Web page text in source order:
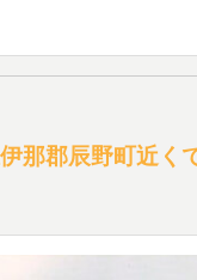
那郡辰野町近く